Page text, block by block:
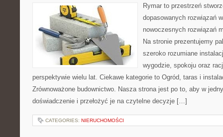
Rymar to przestrzeń
dopasowanych rozwiązań
nowoczesnych rozwiązań
Na stronie prezentujemy
szeroko rozumiane
wygodzie, spokoju oraz
perspektywie wielu lat. Ciekawe kategorie to Ogród, taras i
Zrównoważone budownictwo. Nasza strona jest po to, aby w
doświadczenie i przełożyć je na czytelne decyzje […]
CATEGORIES: NIERUCHOMOŚCI